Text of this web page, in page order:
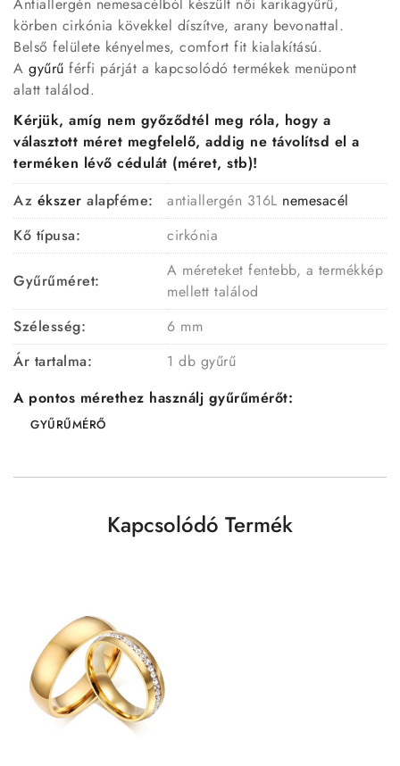
körben cirkónia kövekkel díszítve, arany bevonattal.
Belső felülete kényelmes, comfort fit kialakítású.
A gyűrű férfi párját a kapcsolódó termékek menüpont
alatt találod.
Kérjük, amíg nem győződtél meg róla, hogy a
választott méret megfelelő, addig ne távolítsd el a
terméken lévő cédulát (méret, stb)!
Az ékszer alapféme: antiallergén 316L nemesacél
Kő típusa:
cirkónia
Gyűrűméret:
A méreteket fentebb, a termékkép
mellett találod
Szélesség:
6 mm
Ár tartalma:
1 db gyűrű
A pontos mérethez használj gyűrűmérőt:
GYŰRŰMÉRŐ
Kapcsolódó Termék